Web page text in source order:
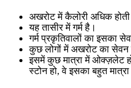
अखरोट में कैलोरी अधिक
यह तासीर में गर्म है।
गर्म प्रकृतिवालों का इसका
कुछ लोगों में अखरोट का सेवन
इसमें कुछ मात्रा में ओक्ज़लेट
स्टोन हो, वे इसका बहुत